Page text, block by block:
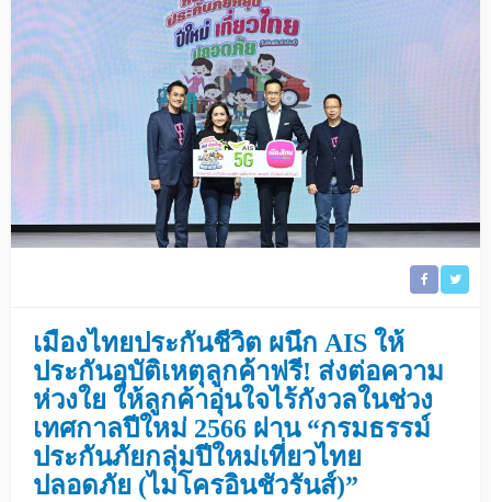
เมืองไทยประกันชีวิต ผนึก AIS ให้
ประกันอุบัติเหตุลูกค้าฟรี! ส่งต่อความ
ห่วงใย ให้ลูกค้าอุ่นใจไร้กังวลในช่วง
เทศกาลปีใหม่ 2566 ผ่าน “กรมธรรม์
ประกันภัยกลุ่มปีใหม่เที่ยวไทย
ปลอดภัย (ไมโครอินชัวรันส์)”